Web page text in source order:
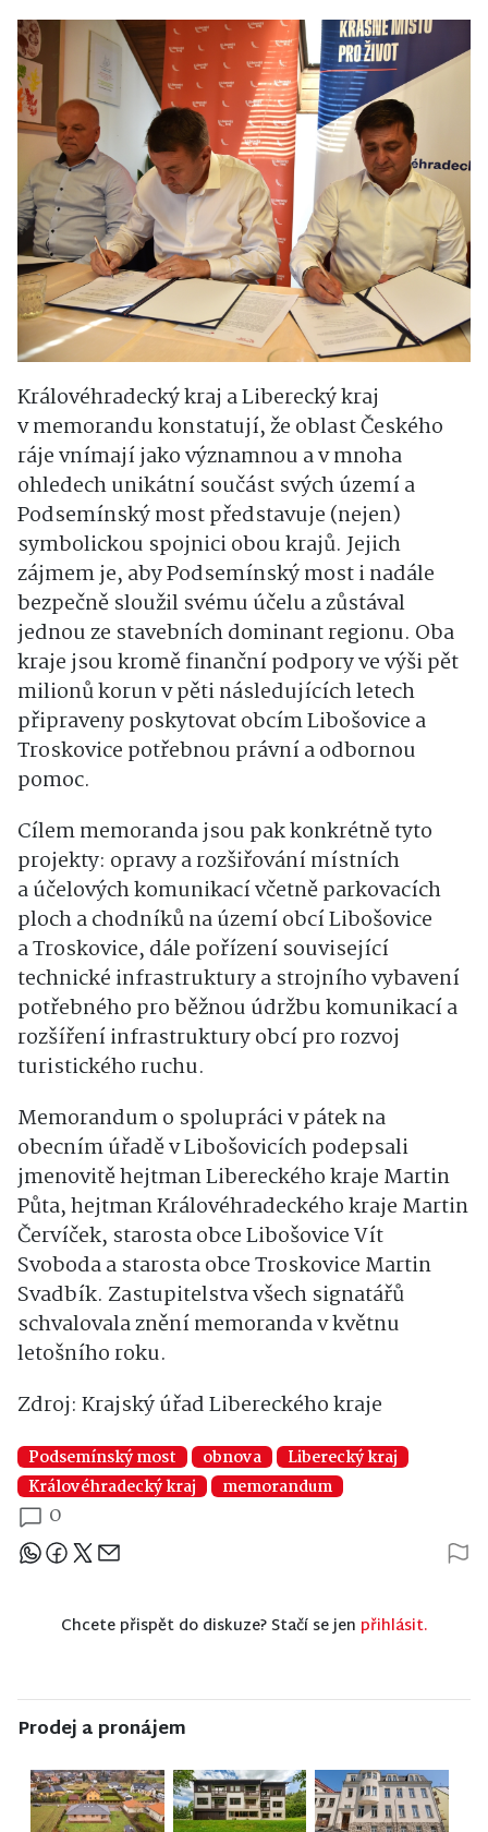
Královéhradecký kraj a Liberecký kraj
v memorandu konstatují, že oblast Českého
ráje vnímají jako významnou a v mnoha
ohledech unikátní součást svých území a
Podsemínský most představuje (nejen)
symbolickou spojnici obou krajů. Jejich
zájmem je, aby Podsemínský most i nadále
bezpečně sloužil svému účelu a zůstával
jednou ze stavebních dominant regionu. Oba
kraje jsou kromě finanční podpory ve výši pět
milionů korun v pěti následujících letech
připraveny poskytovat obcím Libošovice a
Troskovice potřebnou právní a odbornou
pomoc.
Cílem memoranda jsou pak konkrétně tyto
projekty: opravy a rozšiřování místních
a účelových komunikací včetně parkovacích
ploch a chodníků na území obcí Libošovice
a Troskovice, dále pořízení související
technické infrastruktury a strojního vybavení
potřebného pro běžnou údržbu komunikací a
rozšíření infrastruktury obcí pro rozvoj
turistického ruchu.
Memorandum o spolupráci v pátek na
obecním úřadě v Libošovicích podepsali
jmenovitě hejtman Libereckého kraje Martin
Půta, hejtman Královéhradeckého kraje Martin
Červíček, starosta obce Libošovice Vít
Svoboda a starosta obce Troskovice Martin
Svadbík. Zastupitelstva všech signatářů
schvalovala znění memoranda v květnu
letošního roku.
Zdroj: Krajský úřad Libereckého kraje
Podsemínský most obnova
Liberecký kraj
Královéhradecký kraj
memorandum
0
Sdílejte článek
Chcete přispět do diskuze? Stačí se jen přihlásit.
Prodej a pronájem